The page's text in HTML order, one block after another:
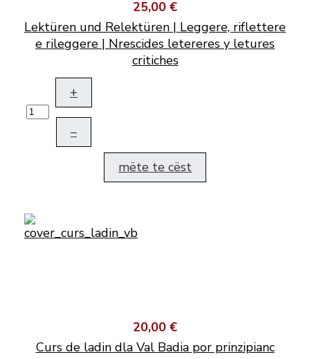
25,00 €
Lektüren und Relektüren | Leggere, riflettere
e rileggere | Nrescides letereres y letures
critiches
+
–
mëte te cëst
20,00 €
Curs de ladin dla Val Badia por prinzipianc